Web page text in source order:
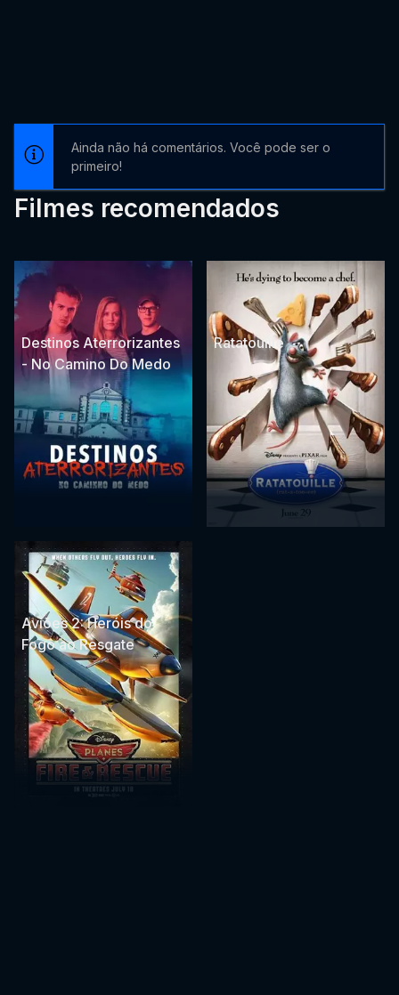
Ainda não há comentários. Você pode ser o
primeiro!
Filmes recomendados
Destinos Aterrorizantes
- No Camino Do Medo
Ratatouille
Aviões 2: Heróis do
Fogo ao Resgate